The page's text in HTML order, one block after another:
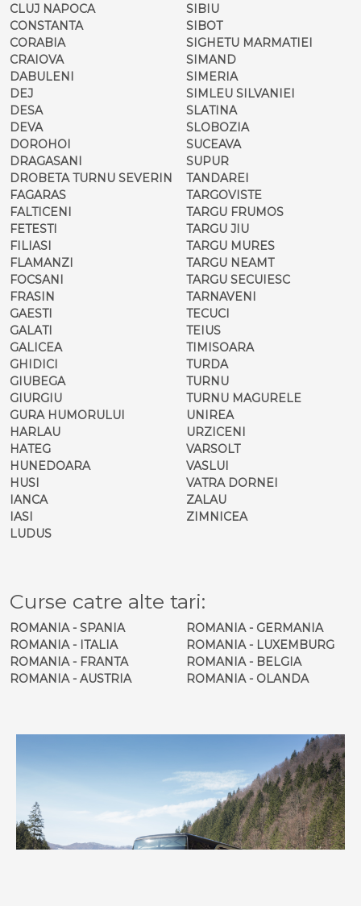
CLUJ NAPOCA
CONSTANTA
CORABIA
CRAIOVA
DABULENI
DEJ
DESA
DEVA
DOROHOI
DRAGASANI
DROBETA TURNU SEVERIN
FAGARAS
FALTICENI
FETESTI
FILIASI
FLAMANZI
FOCSANI
FRASIN
GAESTI
GALATI
GALICEA
GHIDICI
GIUBEGA
GIURGIU
GURA HUMORULUI
HARLAU
HATEG
HUNEDOARA
HUSI
IANCA
IASI
LUDUS
SIBIU
SIBOT
SIGHETU MARMATIEI
SIMAND
SIMERIA
SIMLEU SILVANIEI
SLATINA
SLOBOZIA
SUCEAVA
SUPUR
TANDAREI
TARGOVISTE
TARGU FRUMOS
TARGU JIU
TARGU MURES
TARGU NEAMT
TARGU SECUIESC
TARNAVENI
TECUCI
TEIUS
TIMISOARA
TURDA
TURNU
TURNU MAGURELE
UNIREA
URZICENI
VARSOLT
VASLUI
VATRA DORNEI
ZALAU
ZIMNICEA
Curse catre alte tari:
ROMANIA - SPANIA
ROMANIA - ITALIA
ROMANIA - FRANTA
ROMANIA - AUSTRIA
ROMANIA - GERMANIA
ROMANIA - LUXEMBURG
ROMANIA - BELGIA
ROMANIA - OLANDA